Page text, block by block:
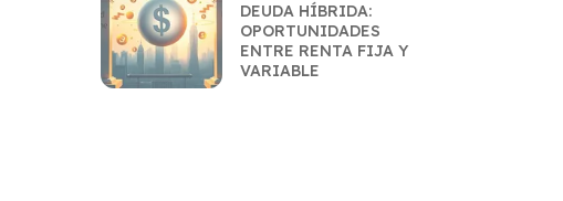
DEUDA HÍBRIDA:
OPORTUNIDADES
ENTRE RENTA FIJA Y
VARIABLE